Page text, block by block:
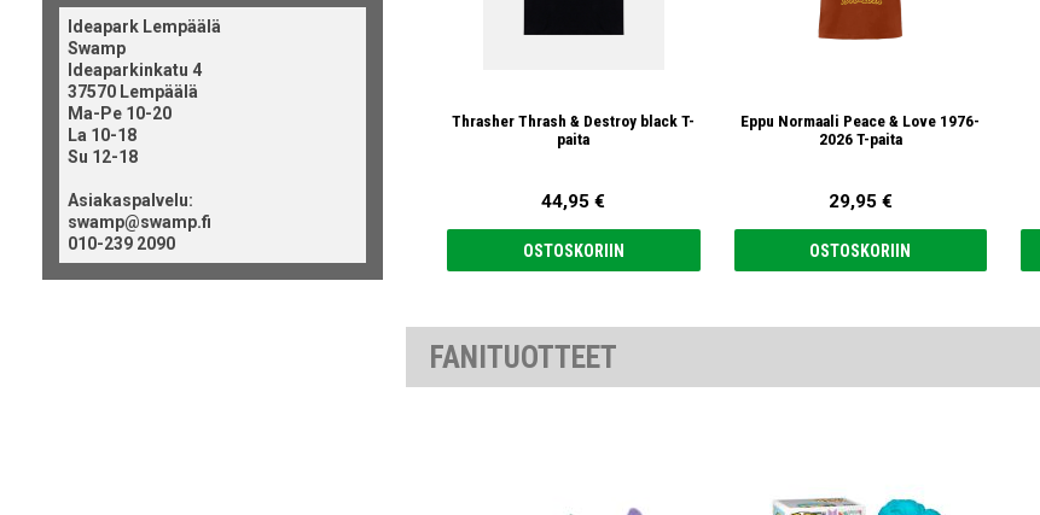
Thrasher Thrash & Destroy black T-
paita
44,95 €
OSTOSKORIIN
Eppu Normaali Peace & Love 1976-
2026 T-paita
29,95 €
OSTOSKORIIN
FANITUOTTEET
Ideapark Lempäälä
Swamp
Ideaparkinkatu 4
37570 Lempäälä
Ma-Pe 10-20
La 10-18
Su 12-18
Asiakaspalvelu:
swamp@swamp.fi
010-239 2090